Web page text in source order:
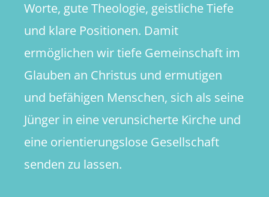
Worte, gute Theologie, geistliche Tiefe
und klare Positionen. Damit
ermöglichen wir tiefe Gemeinschaft im
Glauben an Christus und ermutigen
und befähigen Menschen, sich als seine
Jünger in eine verunsicherte Kirche und
eine orientierungslose Gesellschaft
senden zu lassen.